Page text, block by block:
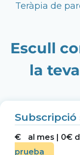
Teràpia de
Escull
la
€ al mes | 0€
prueba